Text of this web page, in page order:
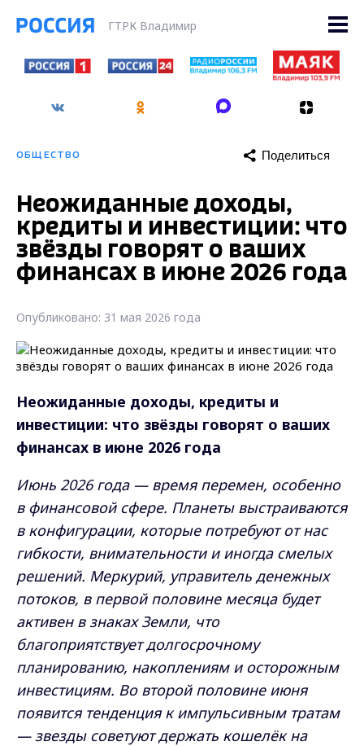
ГТРК Владимир
ОБЩЕСТВО Поделиться
Неожиданные доходы,
кредиты и инвестиции: что
звёзды говорят о ваших
финансах в июне 2026 года
Опубликовано: 31 мая 2026 года
Неожиданные доходы, кредиты и
инвестиции: что звёзды говорят о ваших
финансах в июне 2026 года
Июнь 2026 года — время перемен, особенно
в финансовой сфере. Планеты выстраиваются
в конфигурации, которые потребуют от нас
гибкости, внимательности и иногда смелых
решений. Меркурий, управитель денежных
потоков, в первой половине месяца будет
активен в знаках Земли, что
благоприятствует долгосрочному
планированию, накоплениям и осторожным
инвестициям. Во второй половине июня
появится тенденция к импульсивным тратам
— звезды советуют держать кошелёк на